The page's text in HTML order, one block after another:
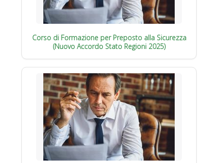
Corso di Formazione per Preposto alla Sicurezza
(Nuovo Accordo Stato Regioni 2025)